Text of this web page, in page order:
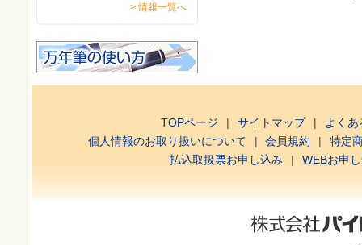
> 情報一覧へ
TOPページ サイトマップ
よく
個人情報のお取り扱いについて
会員規約
特定
払込取扱票お申し込み
WEBお申